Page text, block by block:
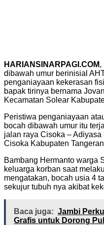
HARIANSINARPAGI.COM,
dibawah umur berinisial
penganiayaan kekerasan
bapak tirinya bernama
Kecamatan Solear
Peristiwa penganiayaan
bocah dibawah umur itu
jalan raya Cisoka –
Cisoka Kabupaten
Bambang Hermanto warga
keluarga korban saat
mengatakan, bocah usia 4
sekujur tubuh nya akibat
Baca juga: Jambi
Grafis untuk Dorong